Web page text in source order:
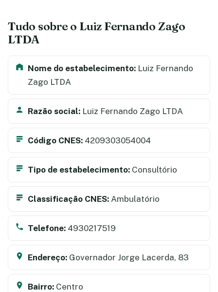
Tudo sobre o Luiz Fernando Zago
LTDA
Nome do estabelecimento: Luiz Fernando
Zago LTDA
Razão social: Luiz Fernando Zago LTDA
Código CNES: 4209303054004
Tipo de estabelecimento: Consultório
Classificação CNES: Ambulatório
Telefone: 4930217519
Endereço: Governador Jorge Lacerda, 83
Bairro: Centro